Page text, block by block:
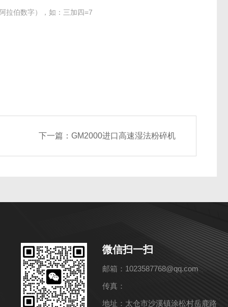
拉伯数字），如：三加四=7
下一篇： GM2000进口高速湿法粉碎机
微信扫一扫
邮箱：1023587768@qq.com
传真：
地址：太仓市沙溪镇涂松村岳鹿路